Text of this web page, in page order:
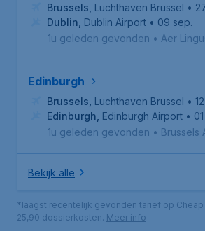
Brussels Luchthaven Brussel •
Dublin Dublin Airport • 09 sep.
1u geleden gevonden • Aer
Edinburgh
Brussels Luchthaven Brussel •
Edinburgh Edinburgh Airport •
1u geleden gevonden • Brussels
Bekijk alle
*laagst recentelijk gevonden tarief op
25,90 dossierkosten. Meer info